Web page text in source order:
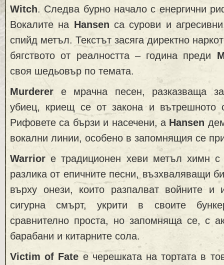
Witch. Следва бурно начало с енергични
Вокалите на Hansenса сурови и
спийд метъл. Текстът засяга директно
бягството от реалността – година преди
своя шедьовър по темата.
Murderer е мрачна песен, разказваща
убиец, криещ се от закона и вътрешното
Рифовете са бързи и насечени, а Hansen
вокални линии, особено в запомнящия се
Warriorе традиционен хеви метъл химн с
разлика от епичните песни, възхваляващи
върху онези, които разпалват войните и
сигурна смърт, укрити в своите
сравнително проста, но запомняща се, с
барабани и китарните сола.
Victim of Fate е черешката на тортата в